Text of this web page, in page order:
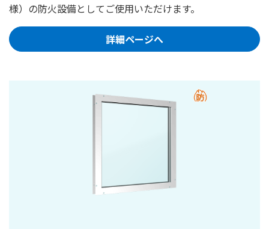
様）の防火設備としてご使用いただけます。
詳細ページへ